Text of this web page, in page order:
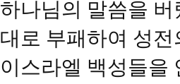
하나님의 말씀을
대로 부패하여 성
이스라엘 백성들을